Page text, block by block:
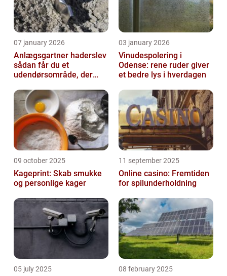
07 january 2026
Anlægsgartner haderslev
sådan får du et
udendørsområde, der
03 january 2026
Vinudespolering i
Odense: rene ruder giver
et bedre lys i hverdagen
09 october 2025
Kageprint: Skab smukke
og personlige kager
11 september 2025
Online casino: Fremtiden
for spilunderholdning
05 july 2025 08 february 2025